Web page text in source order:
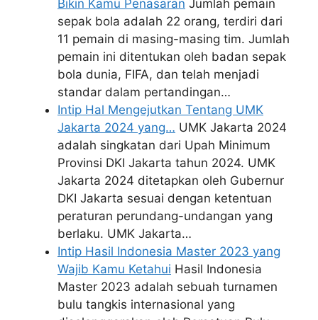
Bikin Kamu Penasaran Jumlah pemain
sepak bola adalah 22 orang, terdiri dari
11 pemain di masing-masing tim. Jumlah
pemain ini ditentukan oleh badan sepak
bola dunia, FIFA, dan telah menjadi
standar dalam pertandingan…
Intip Hal Mengejutkan Tentang UMK
Jakarta 2024 yang… UMK Jakarta 2024
adalah singkatan dari Upah Minimum
Provinsi DKI Jakarta tahun 2024. UMK
Jakarta 2024 ditetapkan oleh Gubernur
DKI Jakarta sesuai dengan ketentuan
peraturan perundang-undangan yang
berlaku. UMK Jakarta…
Intip Hasil Indonesia Master 2023 yang
Wajib Kamu Ketahui Hasil Indonesia
Master 2023 adalah sebuah turnamen
bulu tangkis internasional yang